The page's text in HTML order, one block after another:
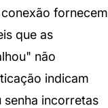
fornecem
que as
não
indicam
senha incorretas